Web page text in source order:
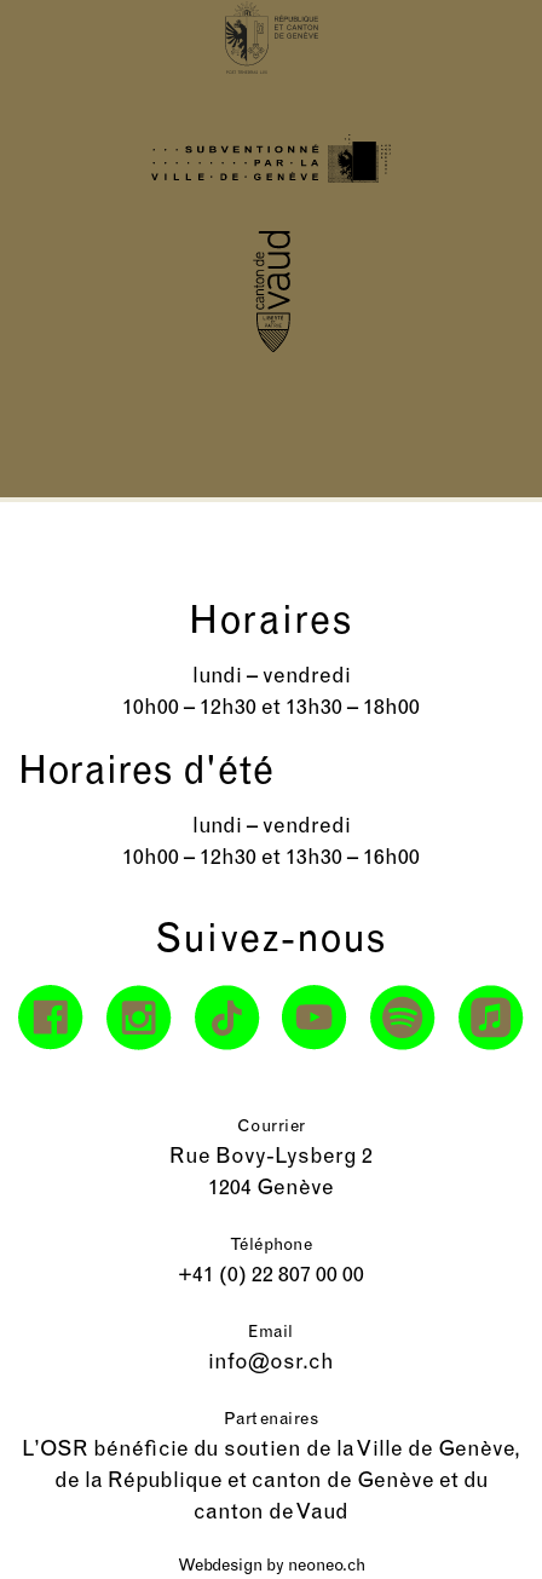
Horaires
lundi – vendredi
10h00 – 12h30 et 13h30 – 18h00
Horaires d'été
lundi – vendredi
10h00 – 12h30 et 13h30 – 16h00
Suivez-nous
Courrier
Rue Bovy-Lysberg 2
1204 Genève
Téléphone
+41 (0) 22 807 00 00
Email
info@osr.ch
Partenaires
L’OSR bénéficie du soutien de la Ville de Genève,
de la République et canton de Genève et du
canton de Vaud
Webdesign by neoneo.ch